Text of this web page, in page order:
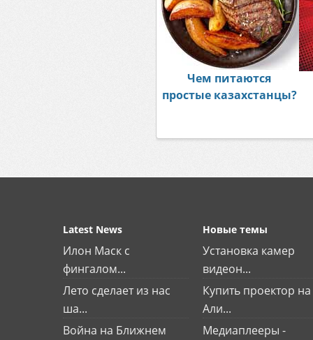
Чем питаются
простые казахстанцы?
Latest News
Илон Маск с
фингалом...
Лето сделает из нас
ша...
Война на Ближнем
Новые темы
Установка камер
видеон...
Купить проектор на
Али...
Медиаплееры -